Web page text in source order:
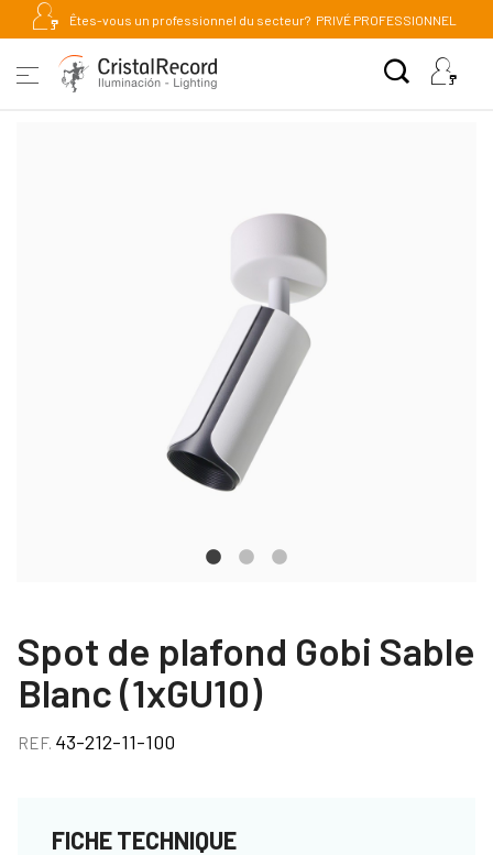
Êtes-vous un professionnel du secteur? PRIVÉ PROFESSIONNEL
Spot de plafond Gobi Sable
Blanc (1xGU10)
REF. 43-212-11-100
FICHE TECHNIQUE